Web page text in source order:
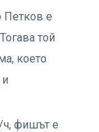
Петков е
той
което
ч, фишът е